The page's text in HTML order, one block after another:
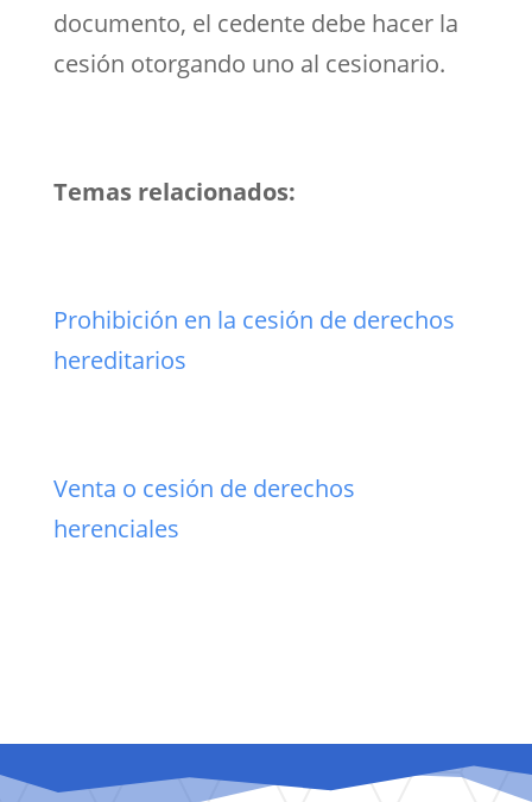
documento, el cedente debe hacer la
cesión otorgando uno al cesionario.
Temas relacionados:
Prohibición en la cesión de derechos
hereditarios
Venta o cesión de derechos
herenciales